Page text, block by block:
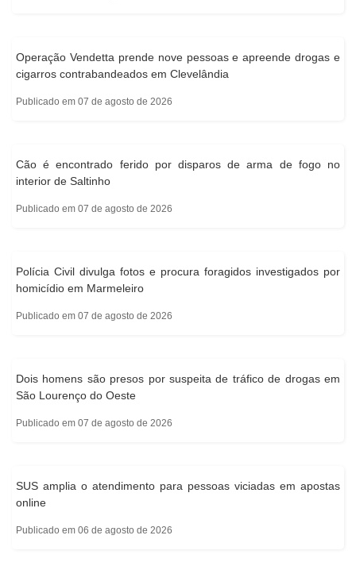
Operação Vendetta prende nove pessoas e apreende drogas e
cigarros contrabandeados em Clevelândia
Publicado em 07 de agosto de 2026
Cão é encontrado ferido por disparos de arma de fogo no
interior de Saltinho
Publicado em 07 de agosto de 2026
Polícia Civil divulga fotos e procura foragidos investigados por
homicídio em Marmeleiro
Publicado em 07 de agosto de 2026
Dois homens são presos por suspeita de tráfico de drogas em
São Lourenço do Oeste
Publicado em 07 de agosto de 2026
SUS amplia o atendimento para pessoas viciadas em apostas
online
Publicado em 06 de agosto de 2026